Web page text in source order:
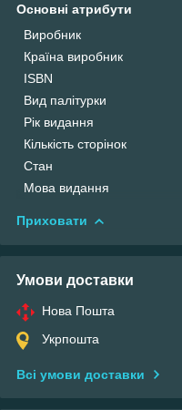
Основні атрибути
Виробник
Країна виробник
ISBN
Вид палітурки
Рік видання
Кількість сторінок
Стан
Мова видання
Приховати
Умови доставки
Нова Пошта
Укрпошта
Всі умови доставки